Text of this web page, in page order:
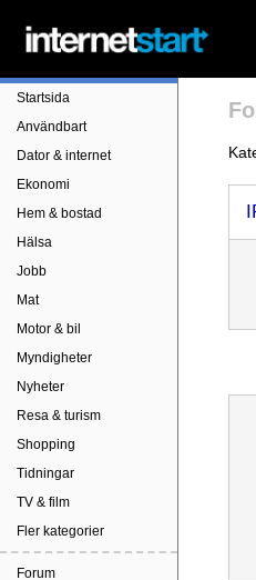
Startsida
Användbart
Dator & internet
Ekonomi
Hem & bostad
Hälsa
Jobb
Mat
Motor & bil
Myndigheter
Nyheter
Resa & turism
Shopping
Tidningar
TV & film
Fler kategorier
Forum